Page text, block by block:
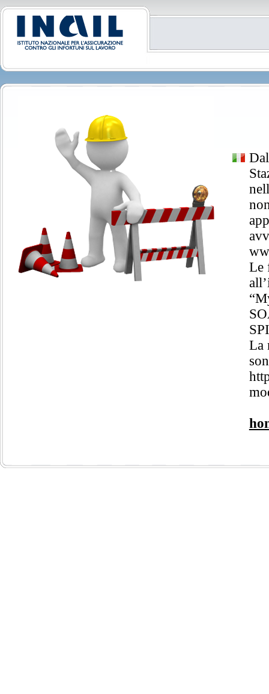
Le
La